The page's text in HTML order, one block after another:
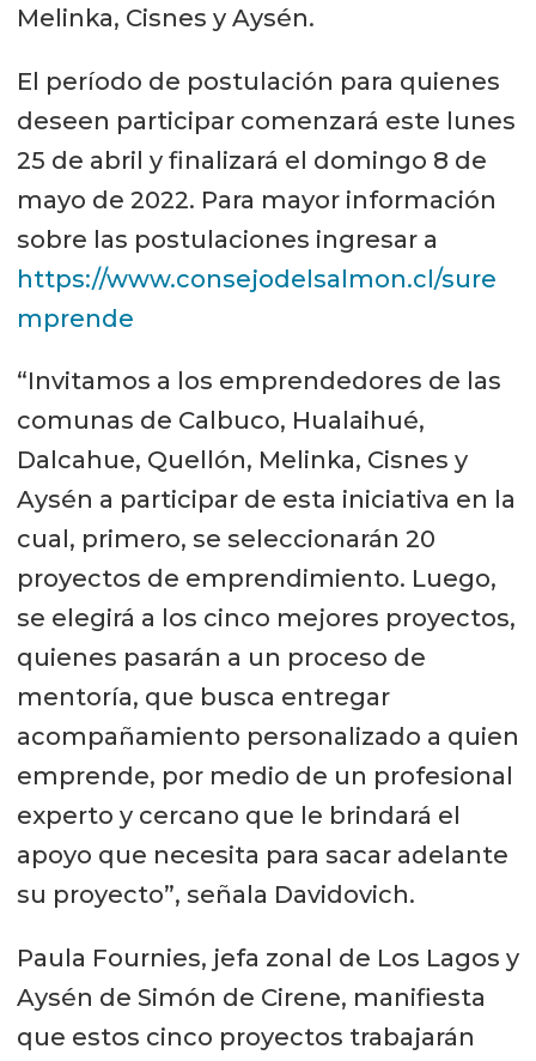
Melinka, Cisnes y Aysén.
El período de postulación para quienes
deseen participar comenzará este lunes
25 de abril y finalizará el domingo 8 de
mayo de 2022. Para mayor información
sobre las postulaciones ingresar a
https://www.consejodelsalmon.cl/sure
mprende
“Invitamos a los emprendedores de las
comunas de Calbuco, Hualaihué,
Dalcahue, Quellón, Melinka, Cisnes y
Aysén a participar de esta iniciativa en la
cual, primero, se seleccionarán 20
proyectos de emprendimiento. Luego,
se elegirá a los cinco mejores proyectos,
quienes pasarán a un proceso de
mentoría, que busca entregar
acompañamiento personalizado a quien
emprende, por medio de un profesional
experto y cercano que le brindará el
apoyo que necesita para sacar adelante
su proyecto”, señala Davidovich.
Paula Fournies, jefa zonal de Los Lagos y
Aysén de Simón de Cirene, manifiesta
que estos cinco proyectos trabajarán